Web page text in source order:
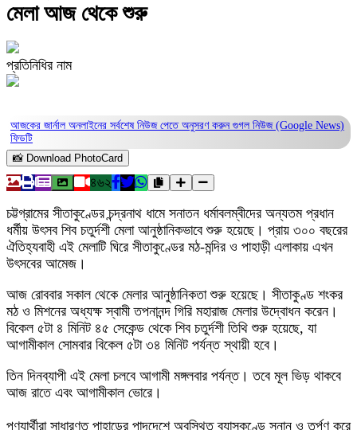
মেলা আজ থেকে শুরু
প্রতিনিধির নাম
আজকের জার্নাল অনলাইনের সর্বশেষ নিউজ পেতে অনুসরণ করুন গুগল নিউজ (Google News)
ফিডটি
📸 Download PhotoCard
৪৬২
চট্টগ্রামের সীতাকুণ্ডের চন্দ্রনাথ ধামে সনাতন ধর্মাবলম্বীদের অন্যতম প্রধান
ধর্মীয় উৎসব শিব চতুর্দশী মেলা আনুষ্ঠানিকভাবে শুরু হয়েছে। প্রায় ৩০০ বছরের
ঐতিহ্যবাহী এই মেলাটি ঘিরে সীতাকুণ্ডের মঠ-মন্দির ও পাহাড়ী এলাকায় এখন
উৎসবের আমেজ।
​আজ রোববার সকাল থেকে মেলার আনুষ্ঠানিকতা শুরু হয়েছে। সীতাকুণ্ড শংকর
মঠ ও মিশনের অধ্যক্ষ স্বামী তপনানন্দ গিরি মহারাজ মেলার উদ্বোধন করেন।
বিকেল ৫টা ৪ মিনিট ৪৫ সেকেন্ড থেকে শিব চতুর্দশী তিথি শুরু হয়েছে, যা
আগামীকাল সোমবার বিকেল ৫টা ৩৪ মিনিট পর্যন্ত স্থায়ী হবে।
​তিন দিনব্যাপী এই মেলা চলবে আগামী মঙ্গলবার পর্যন্ত। তবে মূল ভিড় থাকবে
আজ রাতে এবং আগামীকাল ভোরে।
​পুণ্যার্থীরা সাধারণত পাহাড়ের পাদদেশে অবস্থিত ব্যাসকুণ্ডে স্নান ও তর্পণ করে